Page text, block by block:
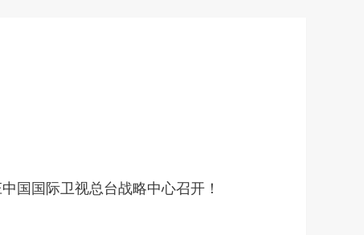
国国际卫视总台战略中心召开！